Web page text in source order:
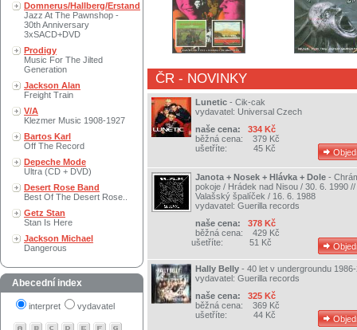
Domnerus/Hallberg/Erstand
Jazz At The Pawnshop -
30th Anniversary
3xSACD+DVD
Prodigy
Music For The Jilted
Generation
Jackson Alan
Freight Train
V/A
Klezmer Music 1908-1927
Bartos Karl
Off The Record
Depeche Mode
Ultra (CD + DVD)
Desert Rose Band
Best Of The Desert Rose..
Getz Stan
Stan Is Here
Jackson Michael
Dangerous
Abecední index
interpret vydavatel
ČR - NOVINKY
Lunetic - Cik-cak
vydavatel: Universal Czech
naše cena:
334 Kč
běžná cena: 379 Kč
ušetříte: 45 Kč
Janota + Nosek + Hlávka + Dole -
pokoje / Hrádek nad Nisou / 30. 6. 1990 //
Valašský špalíček / 16. 6. 1988
vydavatel: Guerilla records
naše cena:
378 Kč
běžná cena: 429 Kč
ušetříte: 51 Kč
Hally Belly - 40 let v undergroundu
vydavatel: Guerilla records
naše cena:
325 Kč
běžná cena: 369 Kč
ušetříte: 44 Kč